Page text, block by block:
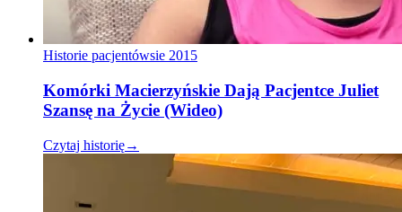
Historie pacjentówsie 2015
Komórki Macierzyńskie Dają Pacjentce Juliet
Szansę na Życie (Wideo)
Czytaj historię→